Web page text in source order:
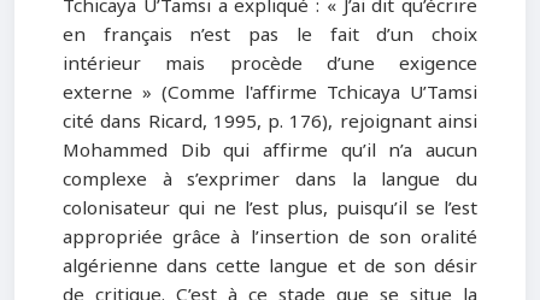
en français n’est pas le fait d’un choix
intérieur mais procède d’une exigence
externe » (Comme l'affirme Tchicaya U’Tamsi
cité dans Ricard, 1995, p. 176), rejoignant ainsi
Mohammed Dib qui affirme qu’il n’a aucun
complexe à s’exprimer dans la langue du
colonisateur qui ne l’est plus, puisqu’il se l’est
appropriée grâce à l’insertion de son oralité
algérienne dans cette langue et de son désir